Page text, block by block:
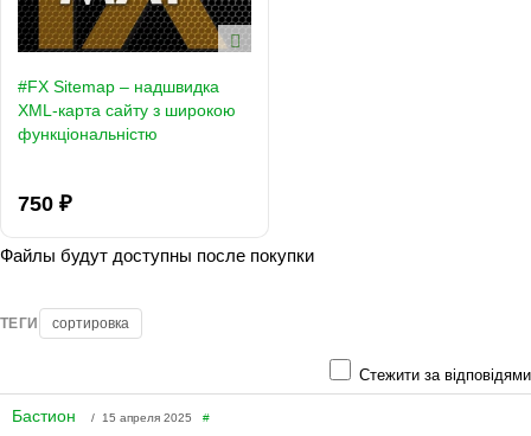
#FX Sitemap – надшвидка
XML-карта сайту з широкою
функціональністю
750 ₽
Файлы будут доступны после покупки
ТЕГИ сортировка
Стежити за відповідями
Бастион / 15 апреля 2025 #